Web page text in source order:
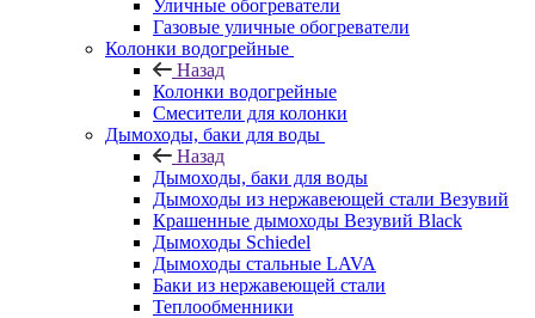
Уличные обогреватели
Газовые уличные обогреватели
Колонки водогрейные
Назад
Колонки водогрейные
Смесители для колонки
Дымоходы, баки для воды
Назад
Дымоходы, баки для воды
Дымоходы из нержавеющей стали Везувий
Крашенные дымоходы Везувий Black
Дымоходы Schiedel
Дымоходы стальные LAVA
Баки из нержавеющей стали
Теплообменники